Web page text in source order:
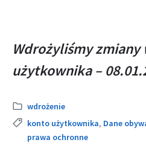
Wdrożyliśmy zmiany
użytkownika –
Kategoria:
wdrożenie
Tags:
konto użytkownika, Dane
prawa ochronne